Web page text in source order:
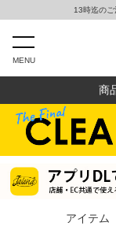
13時迄の
MENU
商
アイテム